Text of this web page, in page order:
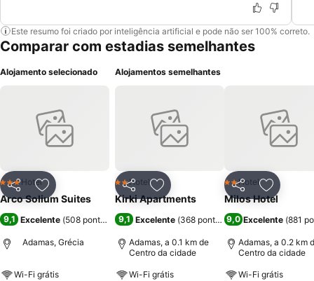
Este resumo foi criado por inteligência artificial e pode não ser 100% correto.
Comparar com estadias semelhantes
Alojamento selecionado
PartilharAdicionar aos favoritos
3 Estrelas
Hotel
Arco Solium Suites
9,1 Excelente (508 pontuações)
Adamas, Grécia
Wi-Fi grátis
Alojamentos semelhantes
PartilharAdicionar aos favoritos
2 Estrelas
Hotel
Kirki Apartments
9,1 Excelente (368 pontuações)
Adamas, a 0.1 km de
Centro da cidade
Wi-Fi grátis
Partilhar
2 Estrelas
Hotel
Milos Hotel
9,0 Excelente (881
Adamas, a 0.2 km
Centro da cidade
Wi-Fi grátis